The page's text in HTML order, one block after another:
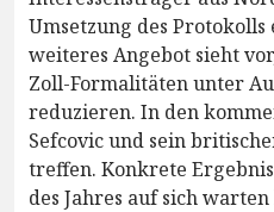
Umsetzung des
weiteres Angebot sieht
Zoll-Formalitäten unter
reduzieren. In den
Sefcovic und sein
treffen. Konkrete
des Jahres auf sich warten